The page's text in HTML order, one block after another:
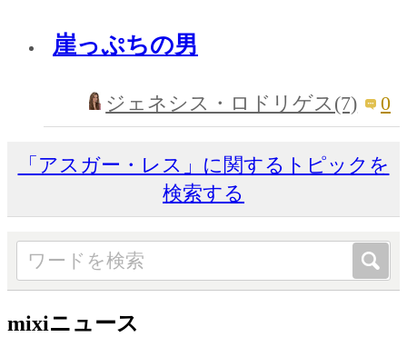
崖っぷちの男
ジェネシス・ロドリゲス(7) 0
「アスガー・レス」に関するトピックを
検索する
mixiニュース